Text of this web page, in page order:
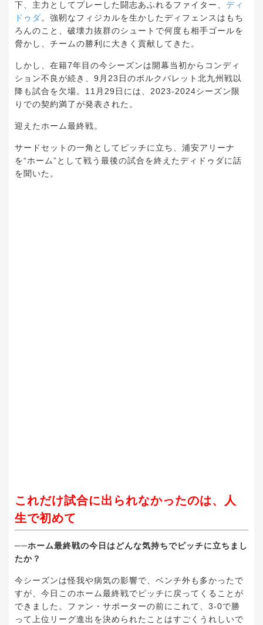
下、主力としてプレーした闘志あふれるファイター、 ディ
ドゥダ。強靭なフィジカルを生かしたディフェンスはもち
ろんのこと、破壊力抜群のシュートで何度も相手ゴールを
脅かし、チームの勝利に大きく貢献してきた。
しかし、在籍7年目の今シーズンは開幕当初からコンディ
ション不良が続き、9月23日のボルクバレット北九州戦以
降も試合を欠場。11月29日には、2023-2024シーズン限
りでの契約満了が発表された。
迎えたホーム最終戦。
サードセットの一角としてピッチに立ち、浦安アリーナ
を“ホーム”として戦う最後の試合を終えたディドゥダに話
を聞いた。
これだけ試合に出られなかったのは、人
生で初めて
──ホーム最終戦の今日はどんな気持ちでピッチに立ちまし
たか？
今シーズンは怪我や病気の影響で、ベンチ外も多かったで
すが、今日このホーム最終戦でピッチに戻ってくることが
できました。ファン・サポーターの前にこれて、3-0で勝
って上位リーグ進出を決められたことはすごくうれしいで